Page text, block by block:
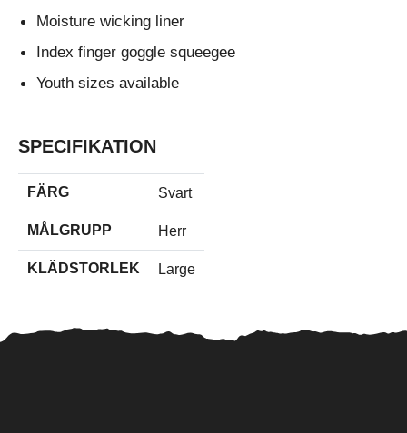
Moisture wicking liner
Index finger goggle squeegee
Youth sizes available
SPECIFIKATION
FÄRG Svart
MÅLGRUPP Herr
KLÄDSTORLEK Large